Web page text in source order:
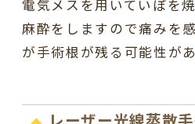
電気メスを用いていぼを
麻酔をしますので痛みを
が手術根が残る可能性があ